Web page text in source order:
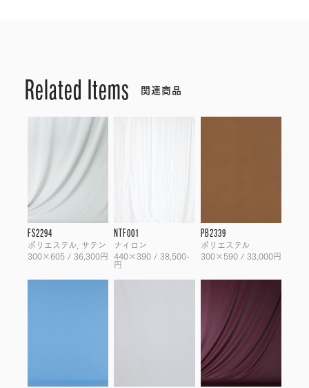
Related Items 関連商品
FS2294
ポリエステル, サテン
300×605 / 36,300円
NTF001
ナイロン
440×390 / 38,500-
円
PB2339
ポリエステル
300×590 / 33,000円